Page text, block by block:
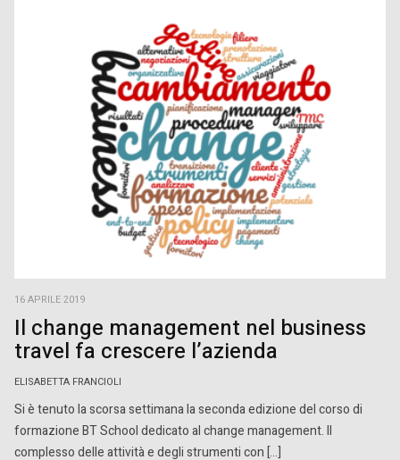
16 APRILE 2019
Il change management nel business
travel fa crescere l’azienda
ELISABETTA FRANCIOLI
Si è tenuto la scorsa settimana la seconda edizione del corso di
formazione BT School dedicato al change management. Il
complesso delle attività e degli strumenti con […]